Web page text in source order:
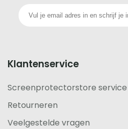
telefoon
Klantenservice
Screenprotectorstore service
Retourneren
Veelgestelde vragen